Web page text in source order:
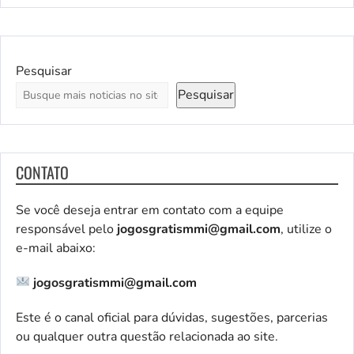
Pesquisar
Pesquisar
CONTATO
Se você deseja entrar em contato com a equipe
responsável pelo jogosgratismmi@gmail.com, utilize o
e-mail abaixo:
jogosgratismmi@gmail.com
Este é o canal oficial para dúvidas, sugestões, parcerias
ou qualquer outra questão relacionada ao site.